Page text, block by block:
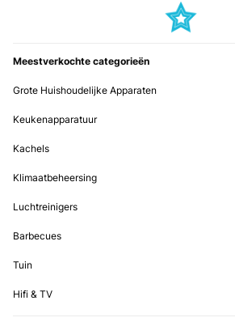
Meestverkochte categorieën
Grote Huishoudelijke Apparaten
Keukenapparatuur
Kachels
Klimaatbeheersing
Luchtreinigers
Barbecues
Tuin
Hifi & TV